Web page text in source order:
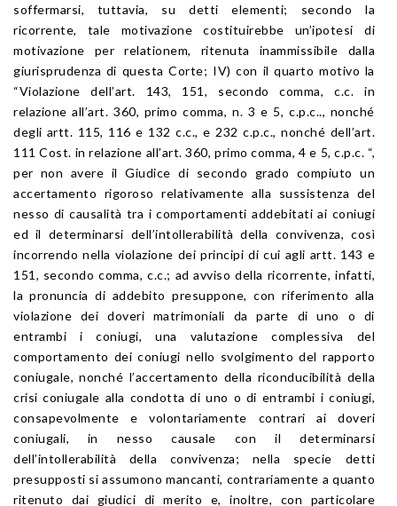
soffermarsi, tuttavia, su detti elementi; secondo la
ricorrente, tale motivazione costituirebbe un’ipotesi di
motivazione per relationem, ritenuta inammissibile dalla
giurisprudenza di questa Corte; IV) con il quarto motivo la
“Violazione dell’art. 143, 151, secondo comma, c.c. in
relazione all’art. 360, primo comma, n. 3 e 5, c.p.c.., nonché
degli artt. 115, 116 e 132 c.c., e 232 c.p.c., nonché dell’art.
111 Cost. in relazione all’art. 360, primo comma, 4 e 5, c.p.c. “,
per non avere il Giudice di secondo grado compiuto un
accertamento rigoroso relativamente alla sussistenza del
nesso di causalità tra i comportamenti addebitati ai coniugi
ed il determinarsi dell’intollerabilità della convivenza, così
incorrendo nella violazione dei principi di cui agli artt. 143 e
151, secondo comma, c.c.; ad avviso della ricorrente, infatti,
la pronuncia di addebito presuppone, con riferimento alla
violazione dei doveri matrimoniali da parte di uno o di
entrambi i coniugi, una valutazione complessiva del
comportamento dei coniugi nello svolgimento del rapporto
coniugale, nonché l’accertamento della riconducibilità della
crisi coniugale alla condotta di uno o di entrambi i coniugi,
consapevolmente e volontariamente contrari ai doveri
coniugali, in nesso causale con il determinarsi
dell’intollerabilità della convivenza; nella specie detti
presupposti si assumono mancanti, contrariamente a quanto
ritenuto dai giudici di merito e, inoltre, con particolare